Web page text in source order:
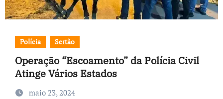
Polícia Sertão
Operação “Escoamento” da Polícia Civil
Atinge Vários Estados
maio 23, 2024